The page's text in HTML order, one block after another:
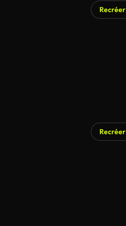
Recréer
Recréer